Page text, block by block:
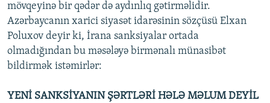
mövqeyinə bir qədər də aydınlıq gətirməlidir.
Azərbaycanın xarici siyasət idarəsinin sözçüsü Elxan
Poluxov deyir ki, İrana sanksiyalar ortada
olmadığından bu məsələyə birmənalı münasibət
bildirmək istəmirlər:
YENİ SANKSİYANIN ŞƏRTLƏRİ HƏLƏ MƏLUM DEYİL